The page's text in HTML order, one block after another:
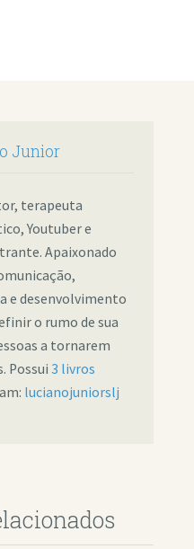
Junior
terapeuta
Youtuber e
Apaixonado
e desenvolvimento
o rumo de sua
a tornarem
Possui 3 livros
lucianojuniorslj